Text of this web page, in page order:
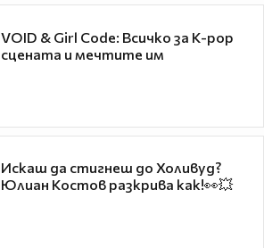
VOID & Girl Code: Всичко за K-pop
сцената и мечтите им
Искаш да стигнеш до Холивуд?
Юлиан Костов разкрива как!👀💥